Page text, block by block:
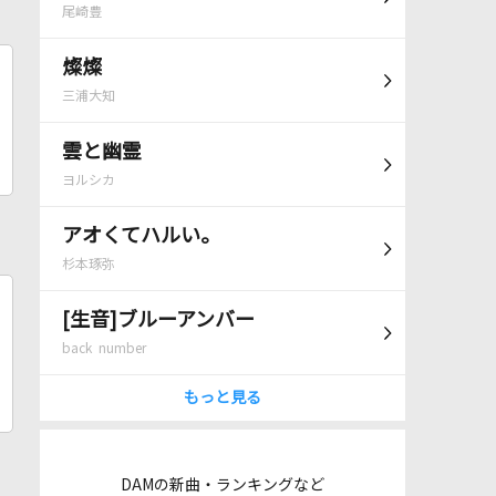
尾崎豊
燦燦
三浦大知
雲と幽霊
ヨルシカ
アオくてハルい。
杉本琢弥
[生音]ブルーアンバー
back number
もっと見る
DAMの新曲・ランキングなど